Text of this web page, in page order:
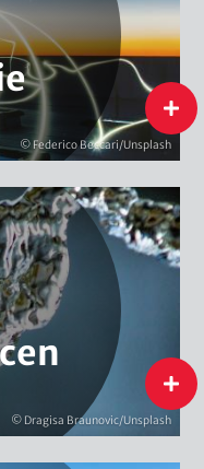
© Federico Beccari/Unsplash
flip
© Dragisa Braunovic/Unsplash
Wasser
flip